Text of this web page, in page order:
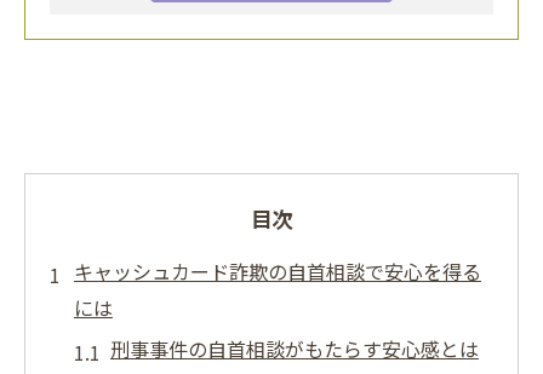
目次
キャッシュカード詐欺の自首相談で安心を得る
には
刑事事件の自首相談がもたらす安心感とは